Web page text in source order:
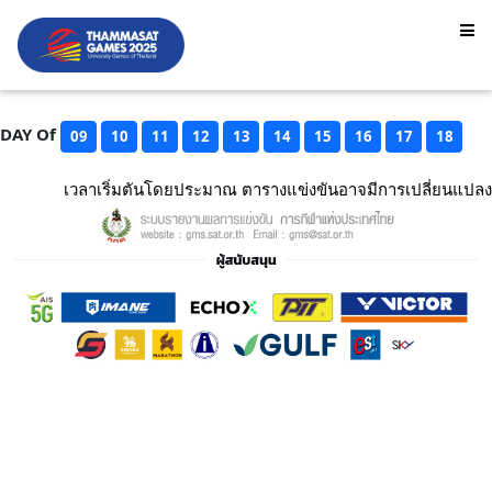
DAY Of 09 10 11 12 13 14 15 16 17 18
เวลาเริ่มตันโดยประมาณ ตารางแข่งขันอาจมีการเปลี่ยนแปลง